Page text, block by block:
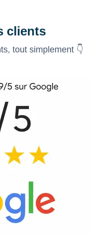
clients
tout simplement 👇